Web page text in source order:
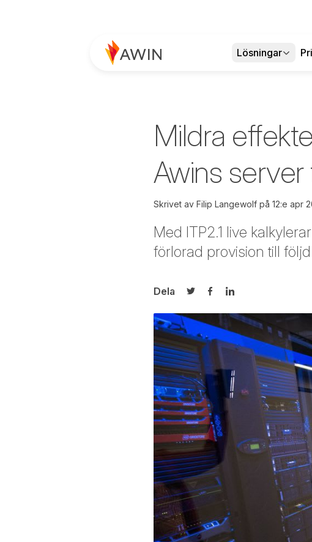
Lösningar
Mildra
Awins
Skrivet av Filip Langewolfpå 12:e apr
Med ITP2.1 live
förlorad provision till
Dela
Dela på Twitter
Dela på Facebook
Dela på LinkedIn